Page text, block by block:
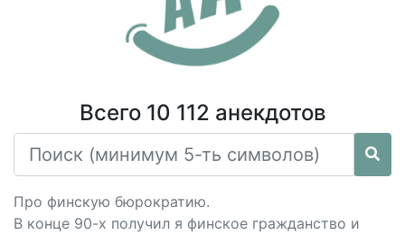
Всего 10 112 анекдотов
Про финскую бюрократию.
В конце 90-х получил я финское гражданство и